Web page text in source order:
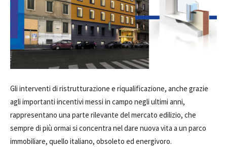
Gli interventi di ristrutturazione e riqualificazione, anche grazie
agli importanti incentivi messi in campo negli ultimi anni,
rappresentano una parte rilevante del mercato edilizio, che
sempre di più ormai si concentra nel dare nuova vita a un parco
immobiliare, quello italiano, obsoleto ed energivoro.